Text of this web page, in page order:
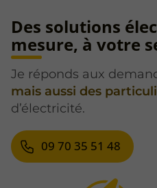
Des solutions
mesure, à votre
Je réponds aux
mais aussi des
d’électricité.
09 70 35 51 48